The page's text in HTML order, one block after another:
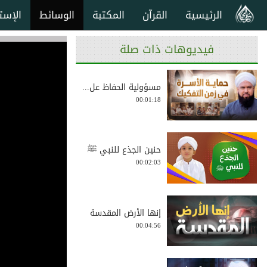
الوسائط المكتبة القرآن الرئيسية
فيديوهات ذات صلة
مسؤولية الحفاظ عل...
00:01:18
حنين الجذع للنبي ﷺ
00:02:03
إنها الأرض المقدسة
00:04:56